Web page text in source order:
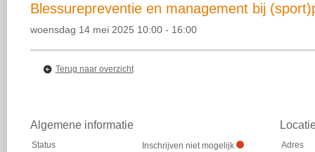
Blessurepreventie en management bij
woensdag 14 mei 2025 10:00 - 16:00
Terug naar overzicht
Algemene informatie
Status
Inschrijven niet mogelijk
Adres